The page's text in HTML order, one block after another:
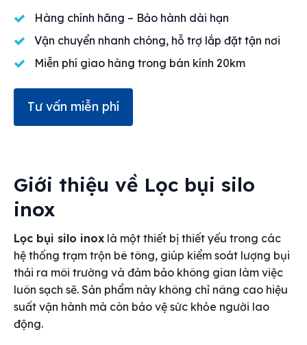
Hàng chính hãng – Bảo hành dài hạn
Vận chuyển nhanh chóng, hỗ trợ lắp đặt tận nơi
Miễn phí giao hàng trong bán kính 20km
Tư vấn miễn phí
Giới thiệu về Lọc bụi silo
inox
Lọc bụi silo inox là một thiết bị thiết yếu trong các
hệ thống trạm trộn bê tông, giúp kiểm soát lượng bụi
thải ra môi trường và đảm bảo không gian làm việc
luôn sạch sẽ. Sản phẩm này không chỉ nâng cao hiệu
suất vận hành mà còn bảo vệ sức khỏe người lao
động.